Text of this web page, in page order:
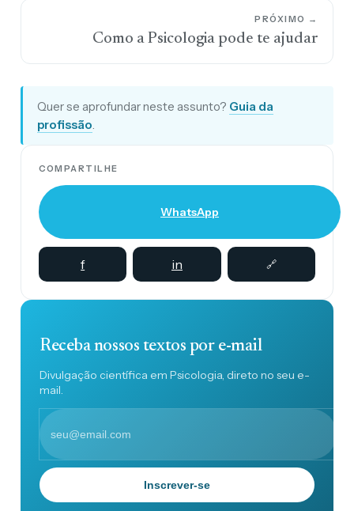
PRÓXIMO →
Como a Psicologia pode te ajudar
Quer se aprofundar neste assunto? Guia da
profissão.
COMPARTILHE
WhatsApp
f in 🔗
Receba nossos textos por e-mail
Divulgação científica em Psicologia, direto no seu e-
mail.
Inscrever-se